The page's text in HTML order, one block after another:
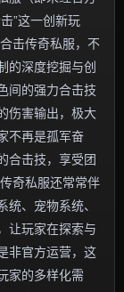
”这一创新玩
击传奇私服，不
的深度挖掘与创
间的强力合击技
伤害输出，极大
不再是孤军奋
合击技，享受团
奇私服还常常伴
、宠物系统、
让玩家在探索与
非官方运营，这
家的多样化需